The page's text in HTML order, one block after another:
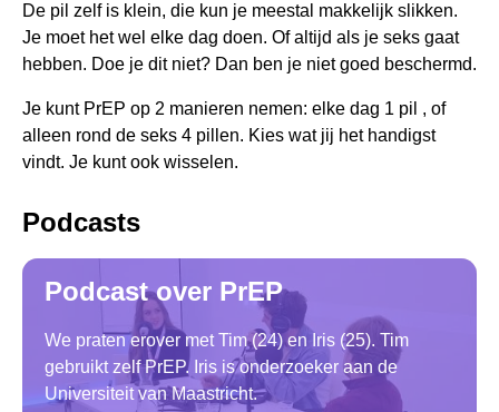
De pil zelf is klein, die kun je meestal makkelijk slikken.
Je moet het wel elke dag doen. Of altijd als je seks gaat
hebben. Doe je dit niet? Dan ben je niet goed beschermd.
Je kunt PrEP op 2 manieren nemen: elke dag 1 pil , of
alleen rond de seks 4 pillen. Kies wat jij het handigst
vindt. Je kunt ook wisselen.
Podcasts
Podcast over PrEP
We praten erover met Tim (24) en Iris (25). Tim
gebruikt zelf PrEP. Iris is onderzoeker aan de
Universiteit van Maastricht.